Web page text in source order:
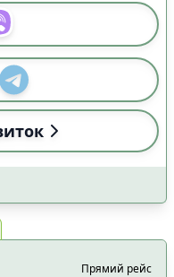
Прямий рейс